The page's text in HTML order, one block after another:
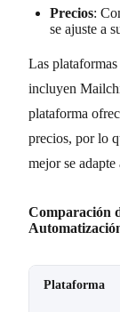
Precios:
se ajuste a
Las
incluyen
plataforma
precios, por lo
mejor se adapte
Comparación
Plataforma